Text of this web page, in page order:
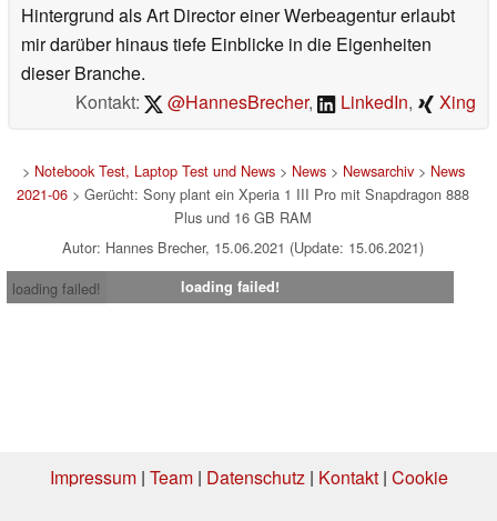
Hintergrund als Art Director einer Werbeagentur erlaubt
mir darüber hinaus tiefe Einblicke in die Eigenheiten
dieser Branche.
Kontakt:
@HannesBrecher, LinkedIn, Xing
> Notebook Test, Laptop Test und News> News> Newsarchiv> News
2021-06 > Gerücht: Sony plant ein Xperia 1 III Pro mit Snapdragon 888
Plus und 16 GB RAM
Autor: Hannes Brecher, 15.06.2021 (Update: 15.06.2021)
loading failed!
loading failed!
Impressum| Team| Datenschutz| Kontakt| Cookie